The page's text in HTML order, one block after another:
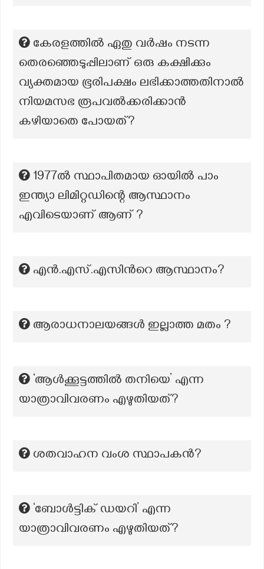
കേരളത്തിൽ ഏതു വർഷം നടന്ന
തെരഞ്ഞെടുപ്പിലാണ് ഒരു കക്ഷിക്കും
വ്യക്തമായ ഭൂരിപക്ഷം ലഭിക്കാത്തതിനാൽ
നിയമസഭ രൂപവൽക്കരിക്കാൻ
കഴിയാതെ പോയത്?
1977ൽ സ്ഥാപിതമായ ഓയിൽ പാം
ഇന്ത്യാ ലിമിറ്റഡിന്റെ ആസ്ഥാനം
എവിടെയാണ് ആണ് ?
എന്‍.എസ്.എസിന്‍റെ ആസ്ഥാനം?
ആരാധനാലയങ്ങൾ ഇല്ലാത്ത മതം ?
‘ആൾക്കൂട്ടത്തിൽ തനിയെ’ എന്ന
യാത്രാവിവരണം എഴുതിയത്?
ശതവാഹന വംശ സ്ഥാപകന്‍?
‘ബോൾട്ടിക് ഡയറി’ എന്ന
യാത്രാവിവരണം എഴുതിയത്?